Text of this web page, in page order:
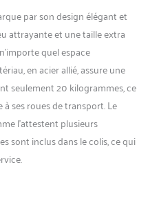
repliée. Le châssis principal
rail sont en acier qui ne
pratiquement
entretien et peut
une charge
maximale de 300 lb. Avec 2
épais, vous ne
aucune oscillation
ramant dessus.
RÉGLABLE À
DEGRÉS】 Ce rameur
doté d'un écran
orientable à
par son design élégant et
attrayante et une taille extra
quel espace
en acier allié, assure une
seulement 20 kilogrammes, ce
ses roues de transport. Le
l’attestent plusieurs
sont inclus dans le colis, ce qui